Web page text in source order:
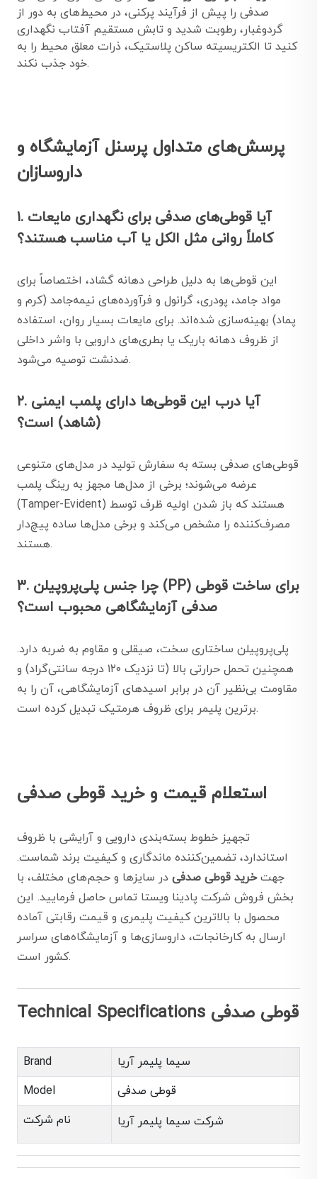
صدفی را پیش از فرآیند پرکنی، در محیط‌های به دور از
گردوغبار، رطوبت شدید و تابش مستقیم آفتاب نگهداری
کنید تا الکتریسیته ساکن پلاستیک، ذرات معلق محیط را به
خود جذب نکند.
پرسش‌های متداول پرسنل آزمایشگاه و
داروسازان
۱. آیا قوطی‌های صدفی برای نگهداری مایعات
کاملاً روانی مثل الکل یا آب مناسب هستند؟
این قوطی‌ها به دلیل طراحی دهانه گشاد، اختصاصاً برای
مواد جامد، پودری، گرانول و فرآورده‌های نیمه‌جامد (کرم و
پماد) بهینه‌سازی شده‌اند. برای مایعات بسیار روان، استفاده
از ظروف دهانه باریک یا بطری‌های دارویی با واشر داخلی
ضد‌نشت توصیه می‌شود.
۲. آیا درب این قوطی‌ها دارای پلمب ایمنی
(شاهد) است؟
قوطی‌های صدفی بسته به سفارش تولید در مدل‌های متنوعی
عرضه می‌شوند؛ برخی از مدل‌ها مجهز به رینگ پلمب
(Tamper-Evident) هستند که باز شدن اولیه ظرف توسط
مصرف‌کننده را مشخص می‌کند و برخی مدل‌ها ساده پیچ‌دار
هستند.
۳. چرا جنس پلی‌پروپیلن (PP) برای ساخت قوطی
صدفی آزمایشگاهی محبوب است؟
پلی‌پروپیلن ساختاری سخت، صیقلی و مقاوم به ضربه دارد.
همچنین تحمل حرارتی بالا (تا نزدیک ۱۲۰ درجه سانتی‌گراد) و
مقاومت بی‌نظیر آن در برابر اسیدهای آزمایشگاهی، آن را به
برترین پلیمر برای ظروف هرمتیک تبدیل کرده است.
استعلام قیمت و خرید قوطی صدفی
تجهیز خطوط بسته‌بندی دارویی و آرایشی با ظروف
استاندارد، تضمین‌کننده ماندگاری و کیفیت برند شماست.
جهتخرید قوطی صدفی در سایزها و حجم‌های مختلف، با
بخش فروش شرکت پادینا ویستا تماس حاصل فرمایید. این
محصول با بالاترین کیفیت پلیمری و قیمت رقابتی آماده
ارسال به کارخانجات، داروسازی‌ها و آزمایشگاه‌های سراسر
کشور است.
Technical Specifications قوطی صدفی
Brand
سیما پلیمر آریا
Model
قوطی صدفی
نام شرکت
شرکت سیما پلیمر آریا